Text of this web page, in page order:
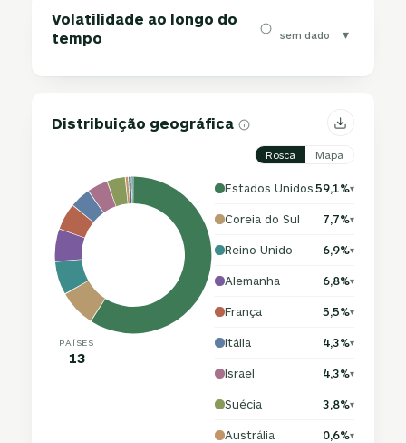
Volatilidade ao longo do
tempo
sem dado ▾
Distribuição geográfica
Rosca Mapa
PAÍSES
13
Estados Unidos59,1%▾
Coreia do Sul 7,7%▾
Reino Unido 6,9%▾
Alemanha 6,8%▾
França 5,5%▾
Itália 4,3%▾
Israel 4,3%▾
Suécia 3,8%▾
Austrália 0,6%▾